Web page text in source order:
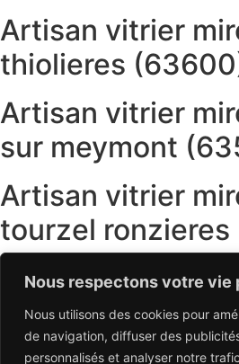
Nous respectons votre vie
Nous utilisons des cookies pour
de navigation, diffuser des
personnalisés et analyser notre
Artisan vitrier
thiolieres
Artisan vitrier
sur meymont
Artisan vitrier
tourzel
plus ancien
06 95 95